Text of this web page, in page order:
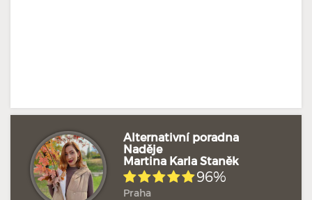
Alternativní poradna
Naděje
Martina Karla Staněk
96%
Praha
Hodnoceno: 2× Profil terapeuta